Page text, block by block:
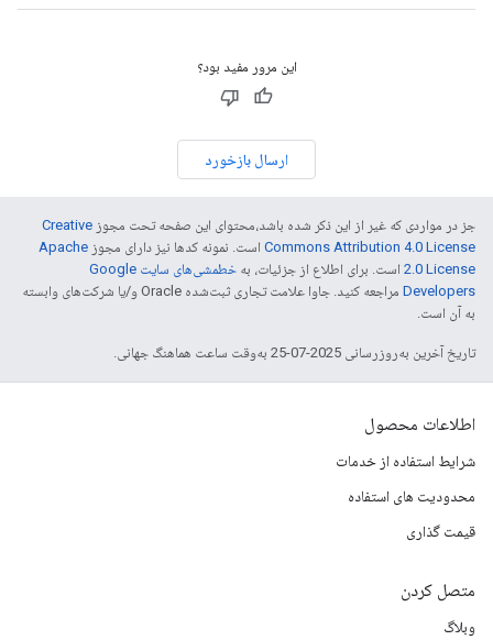
این مرور مفید بود؟
ارسال بازخورد
جز در مواردی که غیر از این ذکر شده باشد،‌محتوای این صفحه تحت مجوز Creative
Commons Attribution 4.0 License است. نمونه کدها نیز دارای مجوز Apache
2.0 License است. برای اطلاع از جزئیات، به
خطمشی‌های سایت Google
Developers‏
مراجعه کنید. جاوا علامت تجاری ثبت‌شده Oracle و/یا شرکت‌های وابسته
به آن است.
تاریخ آخرین به‌روزرسانی 2025-07-25 به‌وقت ساعت هماهنگ جهانی.
اطلاعات محصول
شرایط استفاده از خدمات
محدودیت های استفاده
قیمت گذاری
متصل کردن
وبلاگ